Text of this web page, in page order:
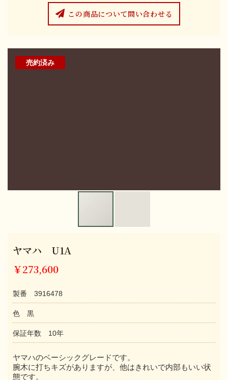
この商品について問い合わせる
売約済み
ヤマハ U1A
￥273,600
製番 3916478
色 黒
保証年数 10年
ヤマハのベーシックグレードです。
腕木に打ちキズがありますが、他はきれいで内部もいい状
態です。